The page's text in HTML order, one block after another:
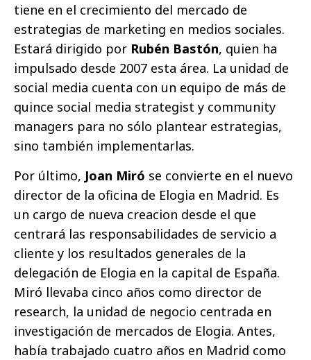
tiene en el crecimiento del mercado de
estrategias de marketing en medios sociales.
Estará dirigido por Rubén Bastón, quien ha
impulsado desde 2007 esta área. La unidad de
social media cuenta con un equipo de más de
quince social media strategist y community
managers para no sólo plantear estrategias,
sino también implementarlas.
Por último, Joan Miró se convierte en el nuevo
director de la oficina de Elogia en Madrid. Es
un cargo de nueva creacion desde el que
centrará las responsabilidades de servicio a
cliente y los resultados generales de la
delegación de Elogia en la capital de España.
Miró llevaba cinco años como director de
research, la unidad de negocio centrada en
investigación de mercados de Elogia. Antes,
había trabajado cuatro años en Madrid como